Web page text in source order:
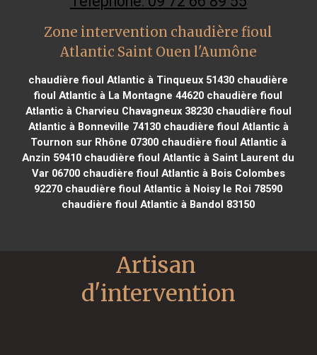
Zone intervention chaudière fioul
Atlantic Saint Ouen l'Aumône
chaudière fioul Atlantic à Tinqueux 51430 chaudière
fioul Atlantic à La Montagne 44620 chaudière fioul
Atlantic à Charvieu Chavagneux 38230chaudière fioul
Atlantic à Bonneville 74130chaudière fioul Atlantic à
Tournon sur Rhône 07300chaudière fioul Atlantic à
Anzin 59410 chaudière fioul Atlantic à Saint Laurent du
Var 06700chaudière fioul Atlantic à Bois Colombes
92270 chaudière fioul Atlantic à Noisy le Roi 78590
chaudière fioul Atlantic à Bandol 83150
Artisan
d'intervention